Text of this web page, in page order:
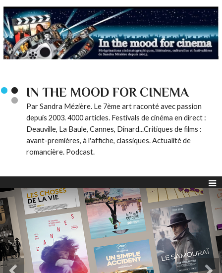
IN THE MOOD FOR CINEMA
Par Sandra Mézière. Le 7ème art raconté avec passion
depuis 2003. 4000 articles. Festivals de cinéma en direct :
Deauville, La Baule, Cannes, Dinard...Critiques de films :
avant-premières, à l'affiche, classiques. Actualité de
romancière. Podcast.